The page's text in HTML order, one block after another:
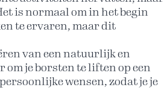
is normaal om in het begin
te ervaren, maar dit
van een natuurlijk en
je borsten te liften op een
wensen, zodat je je